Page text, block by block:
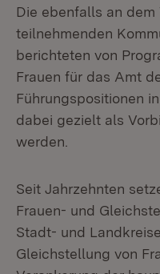
Die ebenfalls an
teilnehmenden
berichteten von
Frauen für das Amt
Führungspositionen
dabei gezielt als
werden.
Seit Jahrzehnten
Frauen- und
Stadt- und
Gleichstellung von